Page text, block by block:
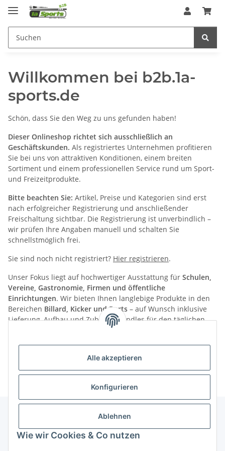
Alle akzeptieren
Konfigurieren
Ablehnen
Wie wir Cookies & Co nutzen
Willkommen bei b2b.1a-
sports.de
Schön, dass Sie den Weg zu uns gefunden haben!
Dieser Onlineshop richtet sich ausschließlich an
Geschäftskunden. Als registriertes Unternehmen profitieren
Sie bei uns von attraktiven Konditionen, einem breiten
Sortiment und einem professionellen Service rund um Sport-
und Freizeitprodukte.
Bitte beachten Sie: Artikel, Preise und Kategorien sind erst
nach erfolgreicher Registrierung und anschließender
Freischaltung sichtbar. Die Registrierung ist unverbindlich –
wir prüfen Ihre Angaben manuell und schalten Sie
schnellstmöglich frei.
Sie sind noch nicht registriert? Hier registrieren.
Unser Fokus liegt auf hochwertiger Ausstattung für Schulen,
Vereine, Gastronomie, Firmen und öffentliche
Einrichtungen. Wir bieten Ihnen langlebige Produkte in den
Bereichen Billard, Kicker und Darts – auf Wunsch inklusive
Lieferung, Aufbau und Zubehör-Bundles für den täglichen
Sie haben Fragen zur Registrierung oder benötigen ein
individuelles Angebot? Unser Team ist gerne für Sie da!
Informationen